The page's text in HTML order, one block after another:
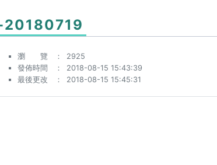
20180719
瀏 覽
2925
發佈時間
2018-08-15 15:43:39
最後更改
2018-08-15 15:45:31